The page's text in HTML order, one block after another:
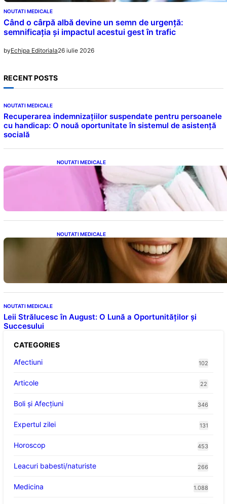
NOUTATI MEDICALE
Când o cârpă albă devine un semn de urgență:
semnificația și impactul acestui gest în trafic
byEchipa Editoriala26 iulie 2026
RECENT POSTS
NOUTATI MEDICALE
Recuperarea indemnizațiilor suspendate pentru persoanele
cu handicap: O nouă oportunitate în sistemul de asistență
socială
NOUTATI MEDICALE
Tampoanele menstruale: O analiză profundă
a riscurilor legate de metale toxice
NOUTATI MEDICALE
Ceaiul – Băutura care protejează inima:
Descoperiri recente despre beneficiile
consumului zilnic
NOUTATI MEDICALE
Leii Strălucesc în August: O Lună a Oportunităților și
Succesului
CATEGORIES
Afectiuni
102
Articole 22
Boli și Afecțiuni 346
Expertul zilei 131
Horoscop 453
Leacuri babesti/naturiste 266
Medicina 1.088